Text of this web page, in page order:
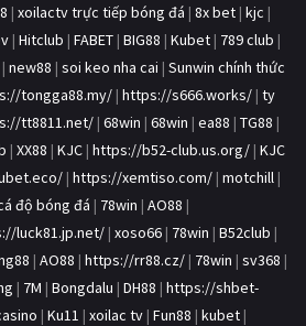
| xoilactv trực tiếp bóng đá | 8x bet | kjc |
| Hitclub | FABET | BIG88 | Kubet | 789 club |
| new88 | soi keo nha cai | Sunwin chính thức
tongga88.my/ | https://s666.works/ | ty
tt8811.net/ | 68win | 68win | ea88 | TG88 |
| XX88 | KJC | https://b52-club.us.org/ | KJC
| https://xemtiso.com/ | motchill |
độ bóng đá | 78win | AO88 |
luck81.jp.net/ | xoso66 | 78win | B52club |
| AO88 | https://rr88.cz/ | 78win | sv368 |
| 7M | Bongdalu | DH88 | https://shbet-
| Ku11 | xoilac tv | Fun88 | kubet |